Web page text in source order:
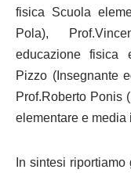
fisica Scuola
Pola),
educazione fisica
Pizzo (Insegnante
Prof.Roberto Ponis
elementare e media
In sintesi